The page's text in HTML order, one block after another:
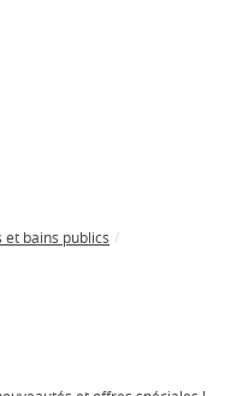
et bains publics